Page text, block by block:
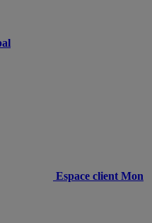
Espace client Mon